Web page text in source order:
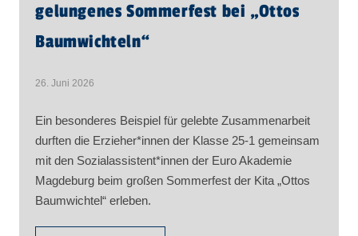
gelungenes Sommerfest bei „Ottos
Baumwichteln“
26. Juni 2026
Ein besonderes Beispiel für gelebte Zusammenarbeit
durften die Erzieher*innen der Klasse 25-1 gemeinsam
mit den Sozialassistent*innen der Euro Akademie
Magdeburg beim großen Sommerfest der Kita „Ottos
Baumwichtel“ erleben.